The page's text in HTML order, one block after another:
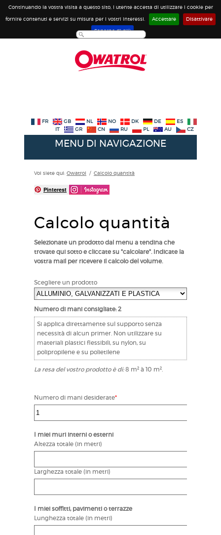
Continuando la vostra visita a questo sito, l utente accetta di utilizzare i cookie per
fornire contenuti e servizi su misura per i vostri interessi. Accettare Disattivare
Saperne di più
FR GB NL NO DK DE
ES
IT
GR CN RU PL AU CZ
MENU DI NAVIGAZIONE
Voi siete qui: Owatrol / Calcolo quantità
Pinterest
Calcolo quantità
Selezionate un prodotto dal menu a tendina che
trovate qui sotto e cliccate su "calcolare". Indicate la
vostra mail per ricevere il calcolo del volume.
Scegliere un prodotto
Numero di mani consigliate:2
Si applica direttamente sul supporto senza
necessità di alcun primer. Non utilizzare su
materiali plastici flessibili, su nylon, su
polipropilene e su polietilene
La resa del vostro prodotto è di:8 m² à 10 m².
Numero di mani desiderate*
I miei muri interni o esterni
Altezza totale (in metri)
Larghezza totale (in metri)
I miei soffitti, pavimenti o terrazze
Lunghezza totale (in metri)